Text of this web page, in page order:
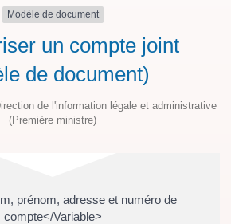
Modèle de document
un compte joint
de document)
de l'information légale et administrative
(Première ministre)
prénom, adresse et numéro de
compte</Variable>